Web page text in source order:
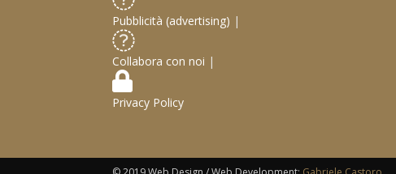
Pubblicità (advertising) |
Collabora con noi |
Privacy Policy